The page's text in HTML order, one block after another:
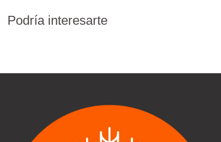
Podría interesarte